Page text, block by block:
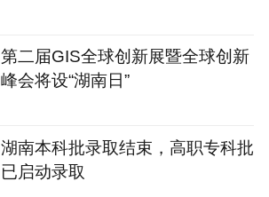
第二届GIS全球创新展暨全球创新
峰会将设“湖南日”
湖南本科批录取结束，高职专科批
已启动录取